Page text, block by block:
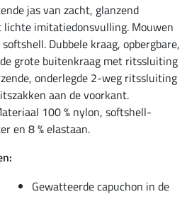
jas van zacht, glanzend
imitatiedonsvulling. Mouwen
Dubbele kraag, opbergbare,
grote buitenkraag met ritssluiting
onderlegde 2-weg ritssluiting
aan de voorkant.
100 % nylon, softshell-
en 8 % elastaan.
Gewatteerde capuchon in de